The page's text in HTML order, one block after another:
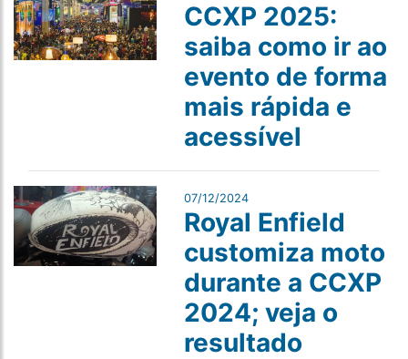
CCXP 2025:
saiba como ir ao
evento de forma
mais rápida e
acessível
07/12/2024
Royal Enfield
customiza moto
durante a CCXP
2024; veja o
resultado